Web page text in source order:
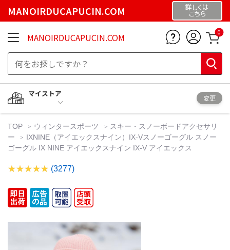
MANOIRDUCAPUCIN.COM 詳しくは
こちら
MANOIRDUCAPUCIN.COM 0
マイストア
変更
TOP ウィンタースポーツ
スキー・スノーボードアクセサリ
ー
IXNINE（アイエックスナイン）IX-Vスノーゴーグル スノー
ゴーグル IX NINE アイエックスナイン IX-V アイエックス
(3277)